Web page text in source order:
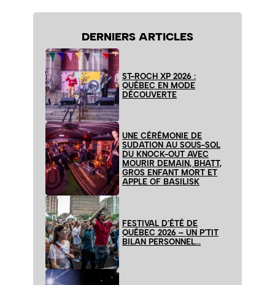
DERNIERS ARTICLES
ST-ROCH XP 2026 :
QUÉBEC EN MODE
DÉCOUVERTE
UNE CÉRÉMONIE DE
SUDATION AU SOUS-SOL
DU KNOCK-OUT AVEC
MOURIR DEMAIN, BHATT,
GROS ENFANT MORT ET
APPLE OF BASILISK
FESTIVAL D’ÉTÉ DE
QUÉBEC 2026 – UN P’TIT
BILAN PERSONNEL…